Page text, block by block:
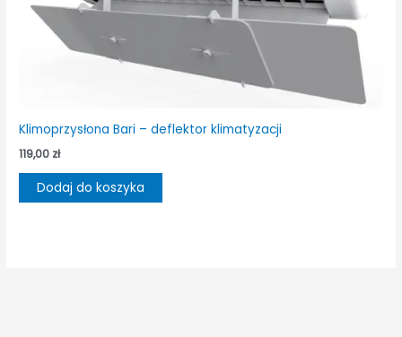
Klimoprzysłona Bari – deflektor klimatyzacji
119,00 zł
Dodaj do koszyka